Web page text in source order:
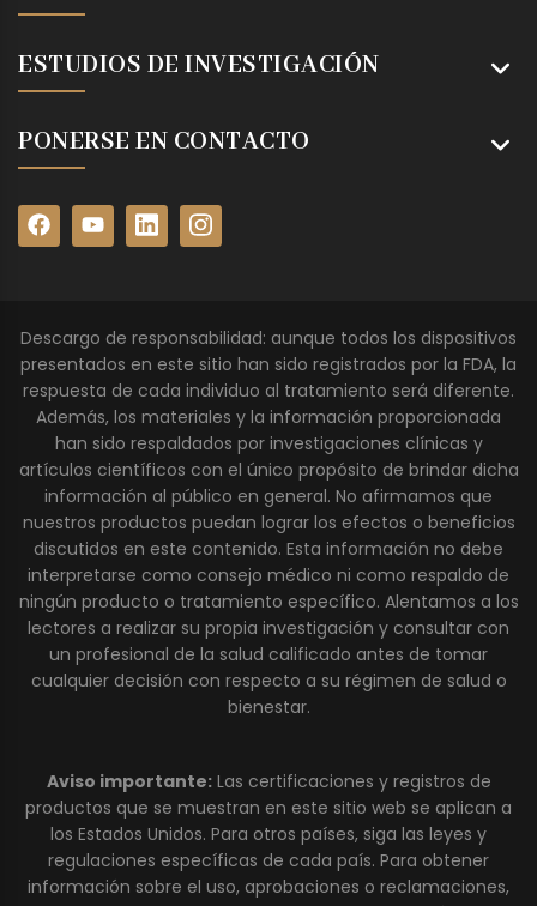
ESTUDIOS DE INVESTIGACIÓN
PONERSE EN CONTACTO
Descargo de responsabilidad: aunque todos los dispositivos
presentados en este sitio han sido registrados por la FDA, la
respuesta de cada individuo al tratamiento será diferente.
Además, los materiales y la información proporcionada
han sido respaldados por investigaciones clínicas y
artículos científicos con el único propósito de brindar dicha
información al público en general. No afirmamos que
nuestros productos puedan lograr los efectos o beneficios
discutidos en este contenido. Esta información no debe
interpretarse como consejo médico ni como respaldo de
ningún producto o tratamiento específico. Alentamos a los
lectores a realizar su propia investigación y consultar con
un profesional de la salud calificado antes de tomar
cualquier decisión con respecto a su régimen de salud o
bienestar.
Aviso importante:Las certificaciones y registros de
productos que se muestran en este sitio web se aplican a
los Estados Unidos. Para otros países, siga las leyes y
regulaciones específicas de cada país. Para obtener
información sobre el uso, aprobaciones o reclamaciones,